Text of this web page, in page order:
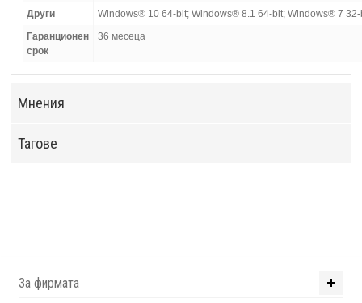
Други
Windows® 10 64-bit; Windows® 8.1 64-bit; Windows® 7
Гаранционен
срок
36 месеца
Мнения
Тагове
За фирмата